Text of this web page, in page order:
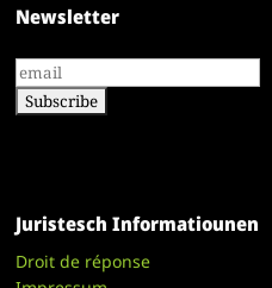
Newsletter
Juristesch Informatiounen
Droit de réponse